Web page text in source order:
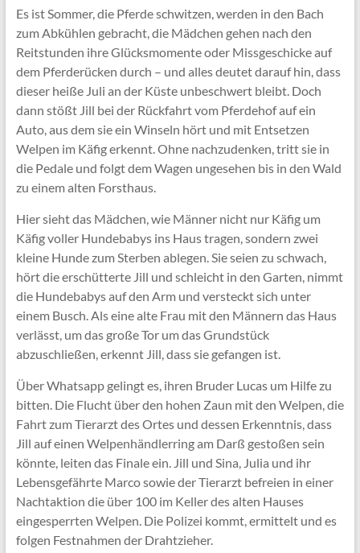
Es ist Sommer, die Pferde schwitzen, werden in den Bach
zum Abkühlen gebracht, die Mädchen gehen nach den
Reitstunden ihre Glücksmomente oder Missgeschicke auf
dem Pferderücken durch – und alles deutet darauf hin, dass
dieser heiße Juli an der Küste unbeschwert bleibt. Doch
dann stößt Jill bei der Rückfahrt vom Pferdehof auf ein
Auto, aus dem sie ein Winseln hört und mit Entsetzen
Welpen im Käfig erkennt. Ohne nachzudenken, tritt sie in
die Pedale und folgt dem Wagen ungesehen bis in den Wald
zu einem alten Forsthaus.
Hier sieht das Mädchen, wie Männer nicht nur Käfig um
Käfig voller Hundebabys ins Haus tragen, sondern zwei
kleine Hunde zum Sterben ablegen. Sie seien zu schwach,
hört die erschütterte Jill und schleicht in den Garten, nimmt
die Hundebabys auf den Arm und versteckt sich unter
einem Busch. Als eine alte Frau mit den Männern das Haus
verlässt, um das große Tor um das Grundstück
abzuschließen, erkennt Jill, dass sie gefangen ist.
Über Whatsapp gelingt es, ihren Bruder Lucas um Hilfe zu
bitten. Die Flucht über den hohen Zaun mit den Welpen, die
Fahrt zum Tierarzt des Ortes und dessen Erkenntnis, dass
Jill auf einen Welpenhändlerring am Darß gestoßen sein
könnte, leiten das Finale ein. Jill und Sina, Julia und ihr
Lebensgefährte Marco sowie der Tierarzt befreien in einer
Nachtaktion die über 100 im Keller des alten Hauses
eingesperrten Welpen. Die Polizei kommt, ermittelt und es
folgen Festnahmen der Drahtzieher.